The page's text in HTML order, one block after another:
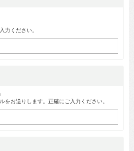
力ください。
をお送りします。正確にご入力ください。